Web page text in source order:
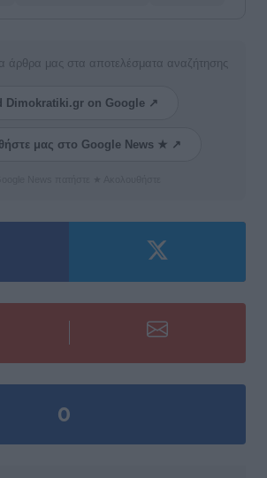
άρθρα μας στα αποτελέσματα αναζήτησης
Dimokratiki.gr on Google ↗
μας στο Google News ★ ↗
0